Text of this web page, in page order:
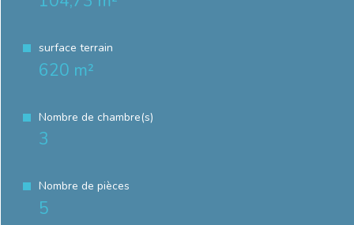
surface terrain
620 m²
Nombre de chambre(s)
3
Nombre de pièces
5